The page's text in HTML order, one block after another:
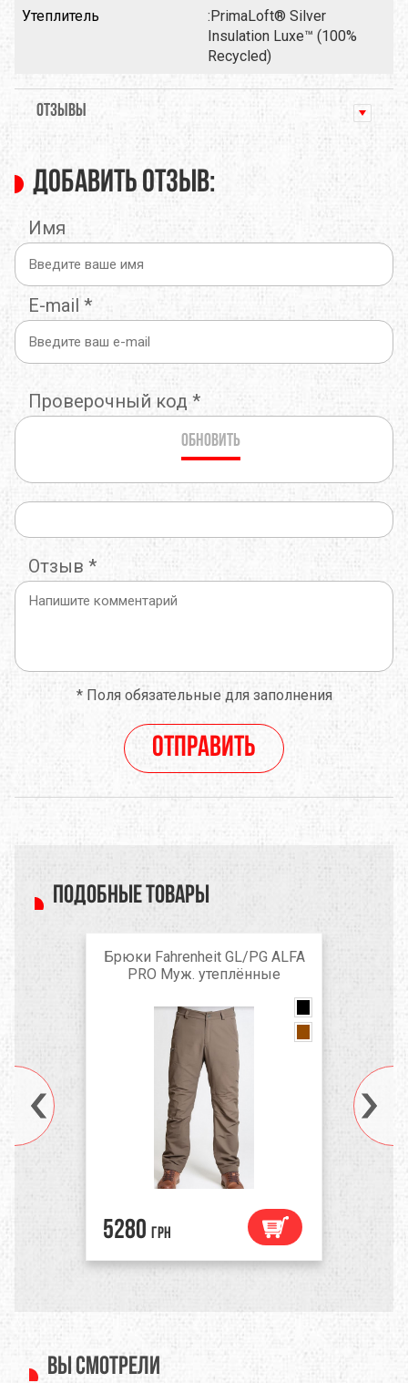
Утеплитель
:PrimaLoft® Silver
Insulation Luxe™ (100%
Recycled)
ОТЗЫВЫ
Добавить отзыв:
Имя
E-mail *
Проверочный код *
Обновить
Отзыв *
*Поля обязательные для заполнения
Отправить
Подобные товары
Брюки Fahrenheit GL/PG ALFA
PRO Муж. утеплённые
5280 грн
Вы смотрели